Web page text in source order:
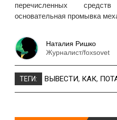
перечисленных
основательная промывка
Наталия Ришко
Журналист/foxsovet
ТЕГИ: ВЫВЕСТИ, КАК,